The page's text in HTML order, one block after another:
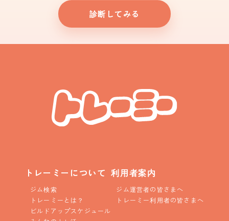
診断してみる
トレーミーについて
ジム検索
トレーミーとは？
ビルドアップスケジュール
利用者案内
ジム運営者の皆さまへ
トレーミー利用者の皆さまへ